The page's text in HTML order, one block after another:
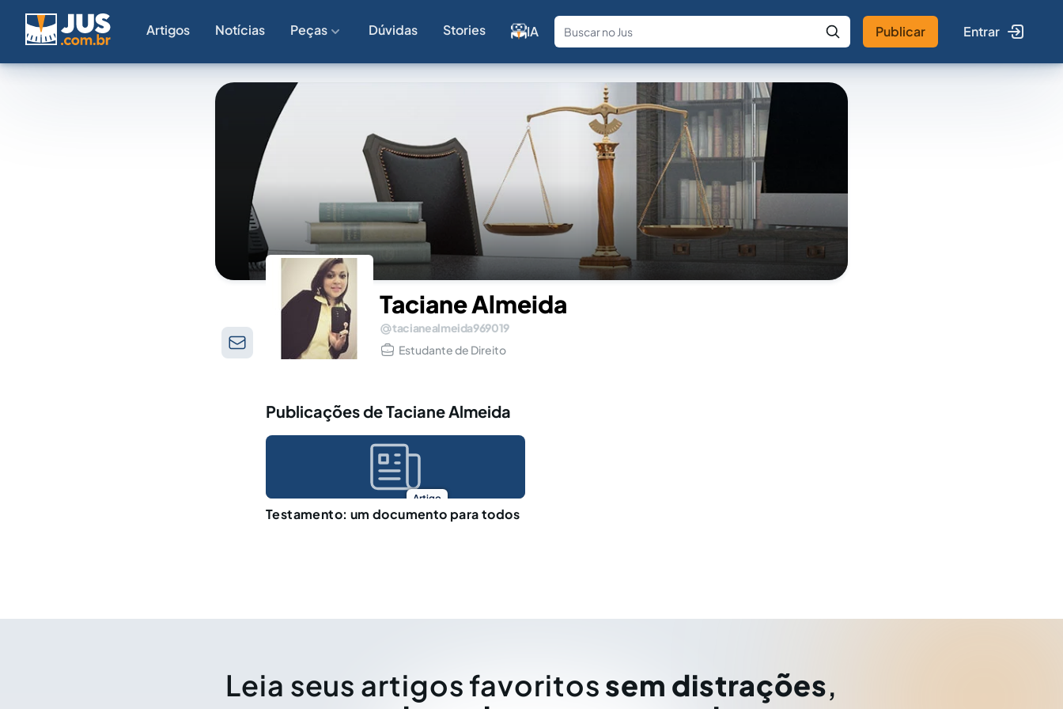
Artigos Notícias Peças Dúvidas Stories IA
Fale com a IA Buscar no Jus
Publicar Entrar
Taciane Almeida
tacianealmeida969019
Estudante de Direito
Publicações de Taciane Almeida
Artigo
Testamento: um documento para todos
Leia seus artigos favoritos sem distrações,